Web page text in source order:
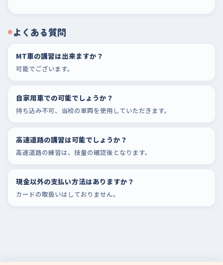
よくある質問
MT車の講習は出来ますか？
可能でございます。
自家用車での可能でしょうか？
持ち込み不可、当校の車両を使用していただきます。
高速道路の講習は可能でしょうか？
高速道路の練習は、技量の確認後となります。
現金以外の支払い方法はありますか？
カードの取扱いはしておりません。